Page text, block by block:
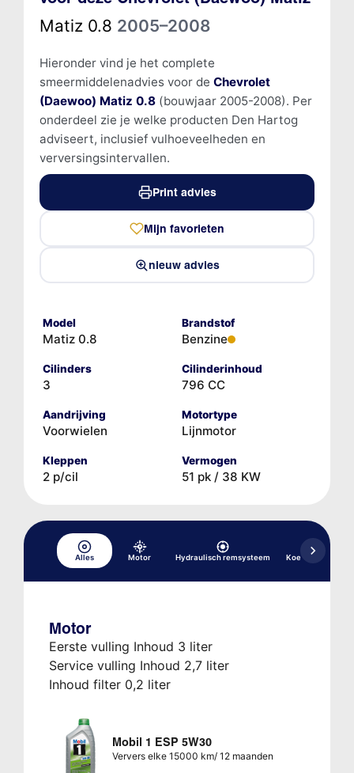
Matiz 0.8 2005–2008
Hieronder vind je het complete
smeermiddelenadvies voor de Chevrolet
(Daewoo) Matiz 0.8(bouwjaar 2005-2008). Per
onderdeel zie je welke producten Den Hartog
adviseert, inclusief vulhoeveelheden en
verversingsintervallen.
Print advies
Mijn favorieten
nieuw advies
Model
Matiz 0.8
Brandstof
Benzine
Cilinders
3
Cilinderinhoud
796 CC
Aandrijving
Voorwielen
Motortype
Lijnmotor
Kleppen
2 p/cil
Vermogen
51 pk / 38 KW
Alles Motor Hydraulisch remsysteem Koelsysteem
Motor
Eerste vulling Inhoud 3 liter
Service vulling Inhoud 2,7 liter
Inhoud filter 0,2 liter
Mobil 1 ESP 5W30
Ververs elke 15000 km/ 12 maanden